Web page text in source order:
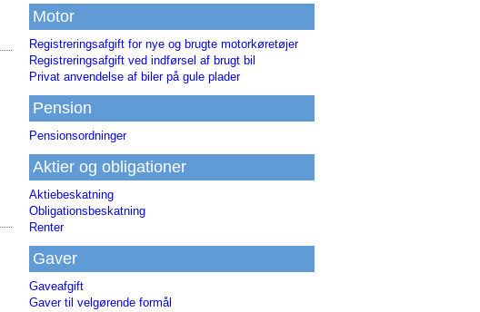
Motor
Registreringsafgift for nye og brugte motorkøretøjer
Registreringsafgift ved indførsel af brugt bil
Privat anvendelse af biler på gule plader
Pension
Pensionsordninger
Aktier og obligationer
Aktiebeskatning
Obligationsbeskatning
Renter
Gaver
Gaveafgift
Gaver til velgørende formål